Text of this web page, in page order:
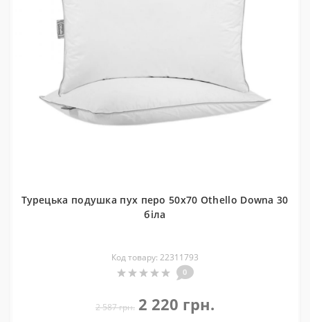
Турецька подушка пух перо 50x70 Othello Downa 30
біла
Код товару: 22311793
0
2 587 грн. 2 220 грн.